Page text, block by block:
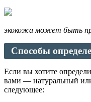
экокожа может быть
Способы
Если вы хотите
вами — натуральный
следующее: